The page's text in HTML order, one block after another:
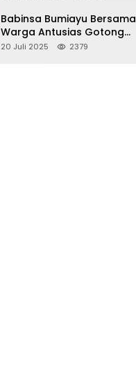
Babinsa Bumiayu Bersama
Warga Antusias Gotong
Royong Bersihkan Jalan
20 Juli 2025 2379